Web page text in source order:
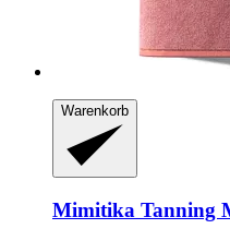
Warenkorb
Mimitika Tanning